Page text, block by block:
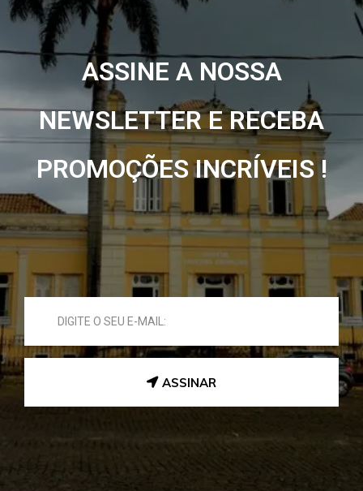
ASSINE A NOSSA
NEWSLETTER E RECEBA
PROMOÇÕES INCRÍVEIS !
ASSINAR